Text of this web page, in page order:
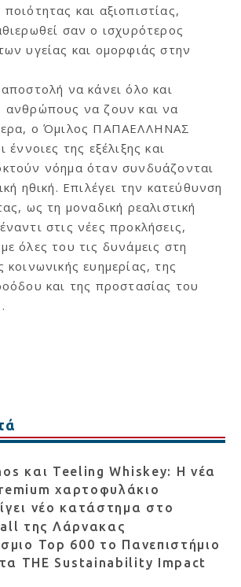
και αξιοπιστίας,
σαν ο ισχυρότερος
υγείας και ομορφιάς στην
να κάνει όλο και
ανθρώπους να ζουν και να
ο Όμιλος ΠΑΠΑΕΛΛΗΝΑΣ
έννοιες της εξέλιξης και
νόημα όταν συνδυάζονται
ηθική. Επιλέγει την κατεύθυνση
ως τη μοναδική ρεαλιστική
στις νέες προκλήσεις,
όλες του τις δυνάμεις στη
κοινωνικής ευημερίας, της
και της προστασίας του
και Teeling Whiskey: Η νέα
χαρτοφυλάκιο
νέο κατάστημα στο
της Λάρνακας
Top 600 το Πανεπιστήμιο
THE Sustainability Impact